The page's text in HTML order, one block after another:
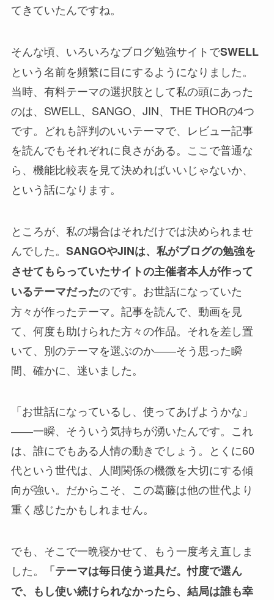
てきていたんですね。
そんな頃、いろいろなブログ勉強サイトでSWELL
という名前を頻繁に目にするようになりました。
当時、有料テーマの選択肢として私の頭にあった
のは、SWELL、SANGO、JIN、THE THORの4つ
です。どれも評判のいいテーマで、レビュー記事
を読んでもそれぞれに良さがある。ここで普通な
ら、機能比較表を見て決めればいいじゃないか、
という話になります。
ところが、私の場合はそれだけでは決められませ
んでした。 SANGOやJINは、私がブログの勉強を
させてもらっていたサイトの主催者本人が作って
いるテーマだったのです。お世話になっていた
方々が作ったテーマ。記事を読んで、動画を見
て、何度も助けられた方々の作品。それを差し置
いて、別のテーマを選ぶのか――そう思った瞬
間、確かに、迷いました。
「お世話になっているし、使ってあげようかな」
――一瞬、そういう気持ちが湧いたんです。これ
は、誰にでもある人情の動きでしょう。とくに60
代という世代は、人間関係の機微を大切にする傾
向が強い。だからこそ、この葛藤は他の世代より
重く感じたかもしれません。
でも、そこで一晩寝かせて、もう一度考え直しま
した。
「テーマは毎日使う道具だ。忖度で選ん
で、もし使い続けられなかったら、結局は誰も幸